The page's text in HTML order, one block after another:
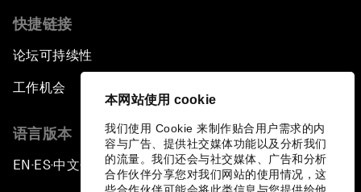
本网站使用 cookie
我们使用 Cookie 来制作贴合用户需求的内
容与广告、提供社交媒体功能以及分析我们
的流量。我们还会与社交媒体、广告和分析
合作伙伴分享您对我们网站的使用情况，这
快捷链接
论坛可持续性
工作机会
语言版本
EN ▪ES▪中文▪ 日本語